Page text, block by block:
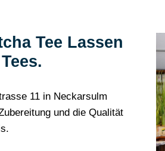
Tee Lassen
11 in Neckarsulm
und die Qualität